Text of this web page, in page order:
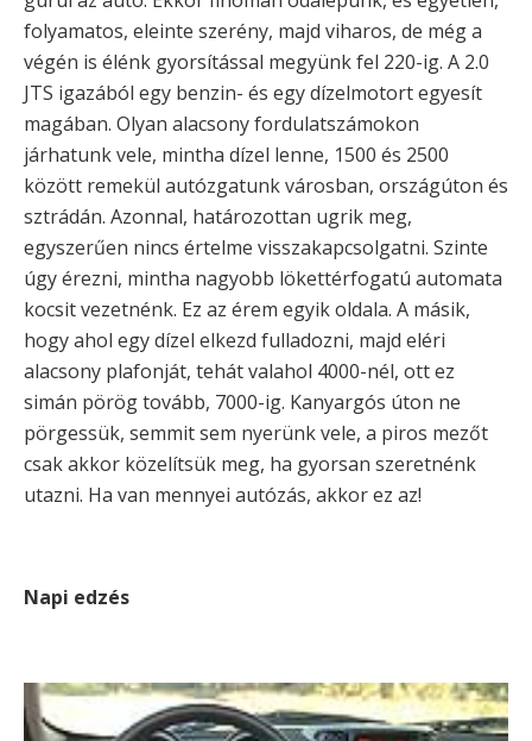
folyamatos, eleinte szerény, majd viharos, de még a
végén is élénk gyorsítással megyünk fel 220-ig. A 2.0
JTS igazából egy benzin- és egy dízelmotort egyesít
magában. Olyan alacsony fordulatszámokon
járhatunk vele, mintha dízel lenne, 1500 és 2500
között remekül autózgatunk városban, országúton és
sztrádán. Azonnal, határozottan ugrik meg,
egyszerűen nincs értelme visszakapcsolgatni. Szinte
úgy érezni, mintha nagyobb lökettérfogatú automata
kocsit vezetnénk. Ez az érem egyik oldala. A másik,
hogy ahol egy dízel elkezd fulladozni, majd eléri
alacsony plafonját, tehát valahol 4000-nél, ott ez
simán pörög tovább, 7000-ig. Kanyargós úton ne
pörgessük, semmit sem nyerünk vele, a piros mezőt
csak akkor közelítsük meg, ha gyorsan szeretnénk
utazni. Ha van mennyei autózás, akkor ez az!
Napi edzés